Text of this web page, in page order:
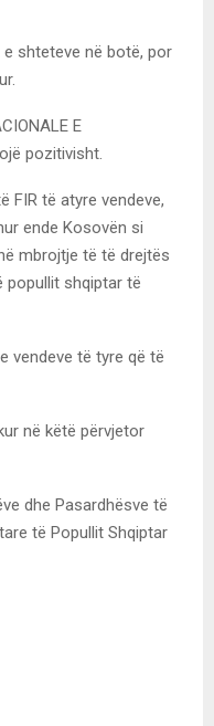
shteteve në botë, por
E
pozitivisht.
FIR të atyre vendeve,
ende Kosovën si
mbrojtje të të drejtës
popullit shqiptar të
vendeve të tyre që të
në këtë përvjetor
dhe Pasardhësve të
të Popullit Shqiptar